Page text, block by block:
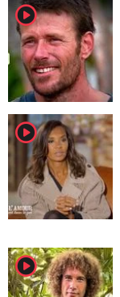
player2
player2
player2